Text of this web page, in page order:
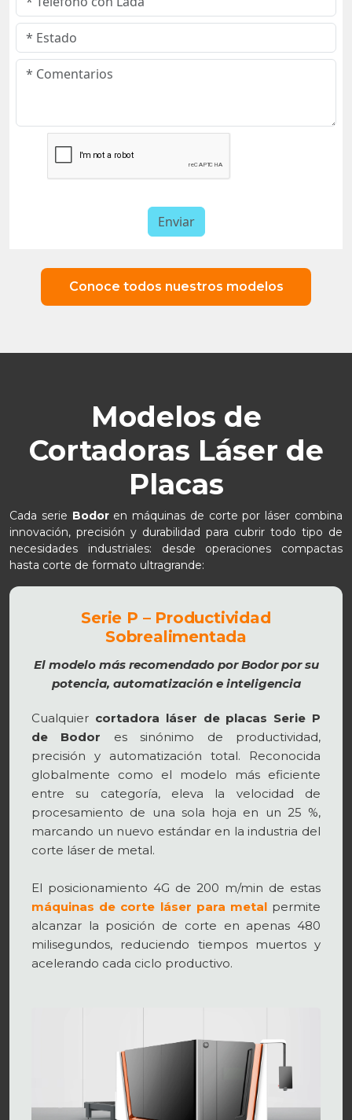
Conoce todos nuestros modelos
Modelos de
Cortadoras Láser de
Placas
Cada serie Bodoren máquinas de corte por láser combina
innovación, precisión y durabilidad para cubrir todo tipo de
necesidades industriales: desde operaciones compactas
hasta corte de formato ultragrande:
Serie P – Productividad
Sobrealimentada
El modelo más recomendado por Bodor por su
potencia, automatización e inteligencia
Cualquier cortadora láser de placas Serie P
de Bodor es sinónimo de productividad,
precisión y automatización total. Reconocida
globalmente como el modelo más eficiente
entre su categoría, eleva la velocidad de
procesamiento de una sola hoja en un 25 %,
marcando un nuevo estándar en la industria del
corte láser de metal.
El posicionamiento 4G de 200 m/min de estas
máquinas de corte láser para metalpermite
alcanzar la posición de corte en apenas 480
milisegundos, reduciendo tiempos muertos y
acelerando cada ciclo productivo.